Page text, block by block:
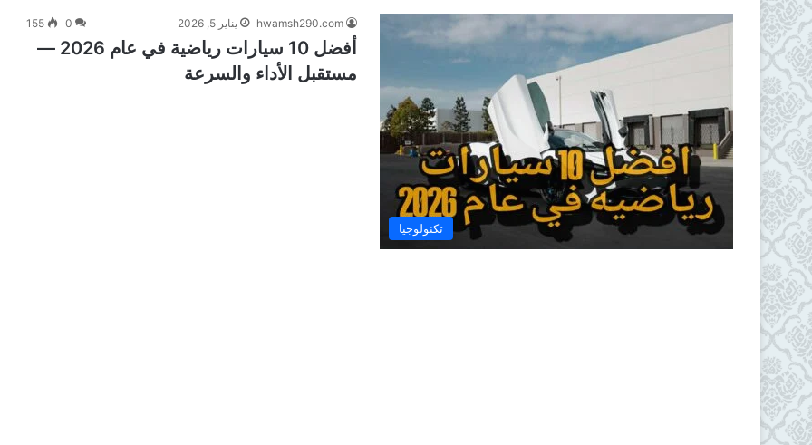
تكنولوجيا
hwamsh290.com يناير 5, 2026 0
155
أفضل 10 سيارات رياضية في عام 2026 —
مستقبل الأداء والسرعة